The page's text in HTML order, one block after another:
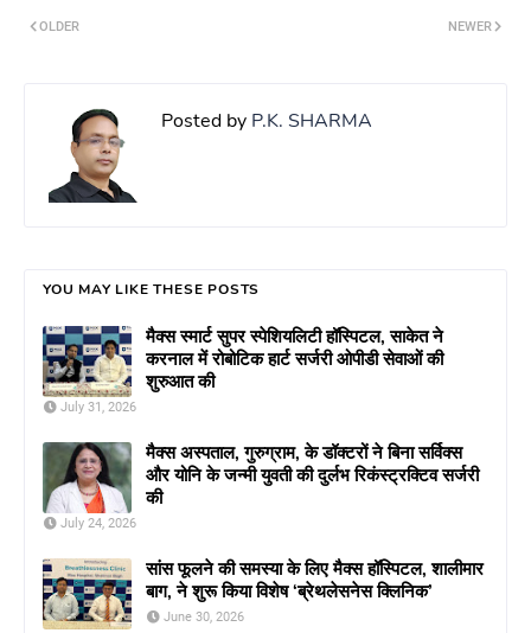
NEWER
OLDER
Posted by P.K. SHARMA
YOU MAY LIKE THESE POSTS
मैक्स स्मार्ट सुपर स्पेशियलिटी हॉस्पिटल, साकेत ने
करनाल में रोबोटिक हार्ट सर्जरी ओपीडी सेवाओं की
शुरुआत की
July 31, 2026
मैक्स अस्पताल, गुरुग्राम, के डॉक्टरों ने बिना सर्विक्स
और योनि के जन्मी युवती की दुर्लभ रिकंस्ट्रक्टिव सर्जरी
की
July 24, 2026
सांस फूलने की समस्या के लिए मैक्स हॉस्पिटल, शालीमार
बाग, ने शुरू किया विशेष ‘ब्रेथलेसनेस क्लिनिक’
June 30, 2026